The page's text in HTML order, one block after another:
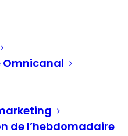
Omnicanal
de l’hebdomadaire
entre
le
détail –